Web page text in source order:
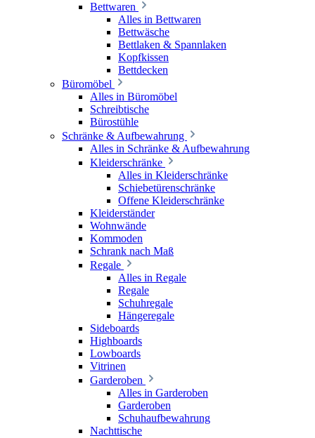
Bettwaren
Alles in Bettwaren
Bettwäsche
Bettlaken & Spannlaken
Kopfkissen
Bettdecken
Büromöbel
Alles in Büromöbel
Schreibtische
Bürostühle
Schränke & Aufbewahrung
Alles in Schränke & Aufbewahrung
Kleiderschränke
Alles in Kleiderschränke
Schiebetürenschränke
Offene Kleiderschränke
Kleiderständer
Wohnwände
Kommoden
Schrank nach Maß
Regale
Alles in Regale
Regale
Schuhregale
Hängeregale
Sideboards
Highboards
Lowboards
Vitrinen
Garderoben
Alles in Garderoben
Garderoben
Schuhaufbewahrung
Nachttische